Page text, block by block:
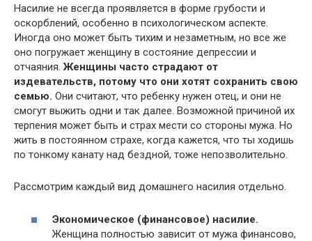
Насилие не всегда проявляется в форме грубости и
оскорблений, особенно в психологическом аспекте.
Иногда оно может быть тихим и незаметным, но все же
оно погружает женщину в состояние депрессии и
отчаяния.Женщины часто страдают от
издевательств, потому что они хотят сохранить свою
семью. Они считают, что ребенку нужен отец, и они не
смогут выжить одни и так далее. Возможной причиной их
терпения может быть и страх мести со стороны мужа. Но
жить в постоянном страхе, когда кажется, что ты ходишь
по тонкому канату над бездной, тоже непозволительно.
Рассмотрим каждый вид домашнего насилия отдельно.
Экономическое (финансовое) насилие.
Женщина полностью зависит от мужа финансово,